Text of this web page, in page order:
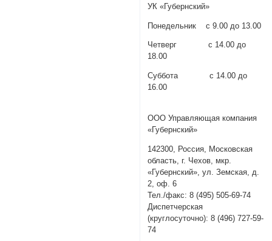
УК «Губернский»
Понедельник с 9.00 до 13.00
Четверг с 14.00 до
18.00
Суббота с 14.00 до
16.00
ООО Управляющая компания
«Губернский»
142300, Россия, Московская
область, г. Чехов, мкр.
«Губернский», ул. Земская, д.
2, оф. 6
Тел./факс: 8 (495) 505-69-74
Диспетчерская
(круглосуточно): 8 (496) 727-59-
74